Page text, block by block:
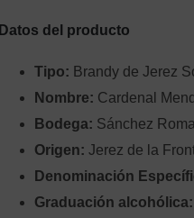
Datos del producto
Tipo: Brandy de Jerez
Nombre: Cardenal
Bodega: Sánchez
Origen: Jerez de la
Denominación
Graduación alcohólica: